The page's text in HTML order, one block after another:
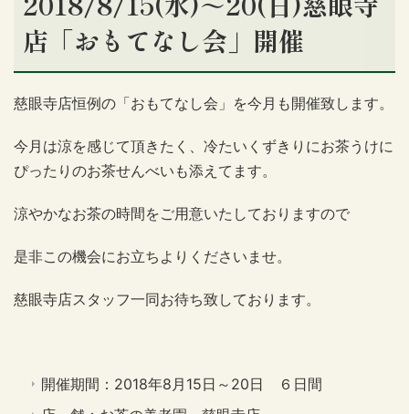
店「おもてなし会」開催
慈眼寺店恒例の「おもてなし会」を今月も開催致します。
今月は涼を感じて頂きたく、冷たいくずきりにお茶うけに
ぴったりのお茶せんべいも添えてます。
涼やかなお茶の時間をご用意いたしておりますので
是非この機会にお立ちよりくださいませ。
慈眼寺店スタッフ一同お待ち致しております。
開催期間：2018年8月15日～20日 ６日間